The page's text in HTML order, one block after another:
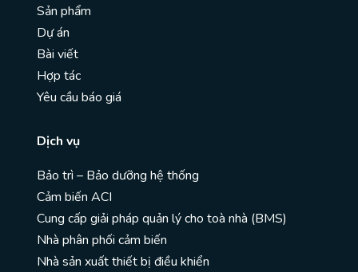
Sản phẩm
Dự án
Bài viết
Hợp tác
Yêu cầu báo giá
Dịch vụ
Bảo trì – Bảo dưỡng hệ thống
Cảm biến ACI
Cung cấp giải pháp quản lý cho toà nhà (BMS)
Nhà phân phối cảm biến
Nhà sản xuất thiết bị điều khiển